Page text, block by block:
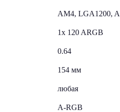
AM4, LGA1200,
1x 120 ARGB
0.64
154 мм
любая
A-RGB